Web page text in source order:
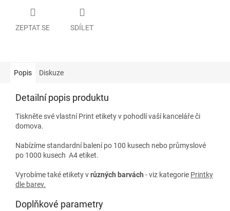
ZEPTAT SE SDÍLET
Popis Diskuze
Detailní popis produktu
Tiskněte své vlastní Print etikety v pohodlí vaší kanceláře či
domova.
Nabízíme standardní balení po 100 kusech nebo průmyslové
po 1000 kusech A4 etiket.
Vyrobíme také etikety vrůzných barvách - viz kategorie Printky
dle barev.
Doplňkové parametry